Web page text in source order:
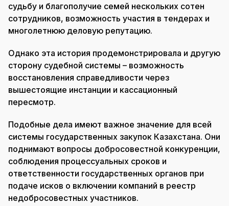
судьбу и благополучие семей нескольких сотен
сотрудников, возможность участия в тендерах и
многолетнюю деловую репутацию.
Однако эта история продемонстрировала и другую
сторону судебной системы – возможность
восстановления справедливости через
вышестоящие инстанции и кассационный
пересмотр.
Подобные дела имеют важное значение для всей
системы государственных закупок Казахстана. Они
поднимают вопросы добросовестной конкуренции,
соблюдения процессуальных сроков и
ответственности государственных органов при
подаче исков о включении компаний в реестр
недобросовестных участников.